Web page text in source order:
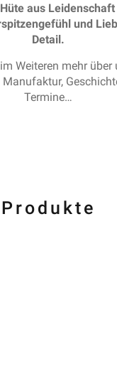
aus
und
Detail.
Weiteren mehr über
Manufaktur,
Termine…
Produkte